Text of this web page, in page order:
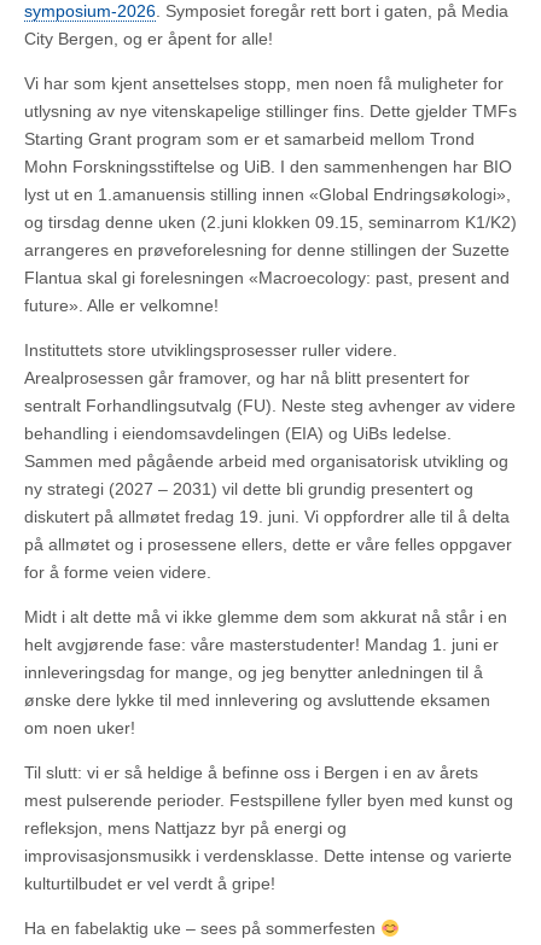
symposium-2026. Symposiet foregår rett bort i gaten, på Media
City Bergen, og er åpent for alle!
Vi har som kjent ansettelses stopp, men noen få muligheter for
utlysning av nye vitenskapelige stillinger fins. Dette gjelder TMFs
Starting Grant program som er et samarbeid mellom Trond
Mohn Forskningsstiftelse og UiB. I den sammenhengen har BIO
lyst ut en 1.amanuensis stilling innen «Global Endringsøkologi»,
og tirsdag denne uken (2.juni klokken 09.15, seminarrom K1/K2)
arrangeres en prøveforelesning for denne stillingen der Suzette
Flantua skal gi forelesningen «Macroecology: past, present and
future». Alle er velkomne!
Instituttets store utviklingsprosesser ruller videre.
Arealprosessen går framover, og har nå blitt presentert for
sentralt Forhandlingsutvalg (FU). Neste steg avhenger av videre
behandling i eiendomsavdelingen (EIA) og UiBs ledelse.
Sammen med pågående arbeid med organisatorisk utvikling og
ny strategi (2027 – 2031) vil dette bli grundig presentert og
diskutert på allmøtet fredag 19. juni. Vi oppfordrer alle til å delta
på allmøtet og i prosessene ellers, dette er våre felles oppgaver
for å forme veien videre.
Midt i alt dette må vi ikke glemme dem som akkurat nå står i en
helt avgjørende fase: våre masterstudenter! Mandag 1. juni er
innleveringsdag for mange, og jeg benytter anledningen til å
ønske dere lykke til med innlevering og avsluttende eksamen
om noen uker!
Til slutt: vi er så heldige å befinne oss i Bergen i en av årets
mest pulserende perioder. Festspillene fyller byen med kunst og
refleksjon, mens Nattjazz byr på energi og
improvisasjonsmusikk i verdensklasse. Dette intense og varierte
kulturtilbudet er vel verdt å gripe!
Ha en fabelaktig uke – sees på sommerfesten